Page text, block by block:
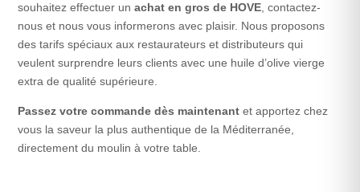
souhaitez effectuer un achat en gros de HOVE , contactez-
nous et nous vous informerons avec plaisir. Nous proposons
des tarifs spéciaux aux restaurateurs et distributeurs qui
veulent surprendre leurs clients avec une huile d’olive vierge
extra de qualité supérieure.
Passez votre commande dès maintenant et apportez chez
vous la saveur la plus authentique de la Méditerranée,
directement du moulin à votre table.